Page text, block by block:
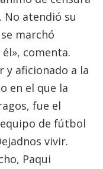
No atendió su
marchó
comenta.
y aficionado a la
en el que la
fue el
de fútbol
vivir.
Paqui